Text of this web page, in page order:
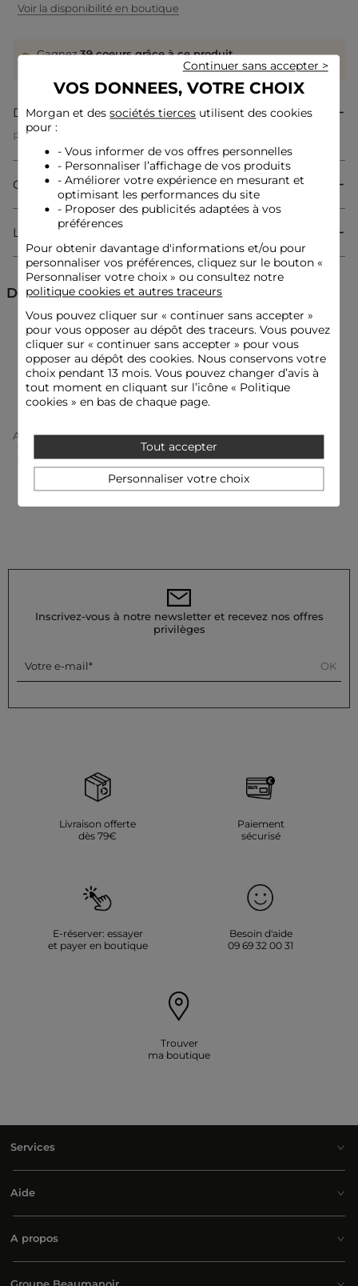
Voir la disponibilité en boutique
Gagnez39 coeurs grâce à ce produit
Connectez-vous ou inscrivez-vous
Description
Robe courte portefeuille
Coupe portefeuille
Robe courte
Col cache-coeur
Sans manches
Fermeture zippée dans le dos
Passants à la taille
Ceinture à nouer
Empiècements à volants sur le bas de la robe
Référence : 32536300970931152 241-ROSVAL
Catégorie :Robes droites femme
Composition & Entretien
Livraison & Retour
Découvrez aussi
Robes courtes Robes de cérémonie
Robes droites Robes
Accueil Vêtements Femme
Robes Femme
Robes Droites Femme
Robe Courte Portefeuille Bleu Marine Femme
Inscrivez-vous à notre newsletter et recevez nos offres
privilèges
Votre e-mail OK
Livraison offerte
dès 79€
Paiement
sécurisé
E-réserver: essayer
et payer en boutique
Besoin d'aide
09 69 32 00 31
Trouver
ma boutique
Services
Aide
A propos
Groupe Beaumanoir
VOS DONNEES, VOTRE CHOIX
Morgan et dessociétés tierces utilisent des cookies
pour :
- Vous informer de vos offres personnelles
- Personnaliser l’affichage de vos produits
- Améliorer votre expérience en mesurant et
optimisant les performances du site
- Proposer des publicités adaptées à vos
préférences
Pour obtenir davantage d'informations et/ou pour
personnaliser vos préférences, cliquez sur le bouton «
Personnaliser votre choix » ou consultez notre
politique cookies et autres traceurs
Vous pouvez cliquer sur « continuer sans accepter»
pour vous opposer au dépôt des traceurs. Vous pouvez
cliquer sur « continuer sans accepter » pour vous
opposer au dépôt des cookies. Nous conservons votre
choix pendant 13 mois. Vous pouvez changer d’avis à
tout moment en cliquant sur l’icône « Politique
cookies » en bas de chaque page.
Tout accepter
Continuer sans accepter >
Personnaliser votre choix